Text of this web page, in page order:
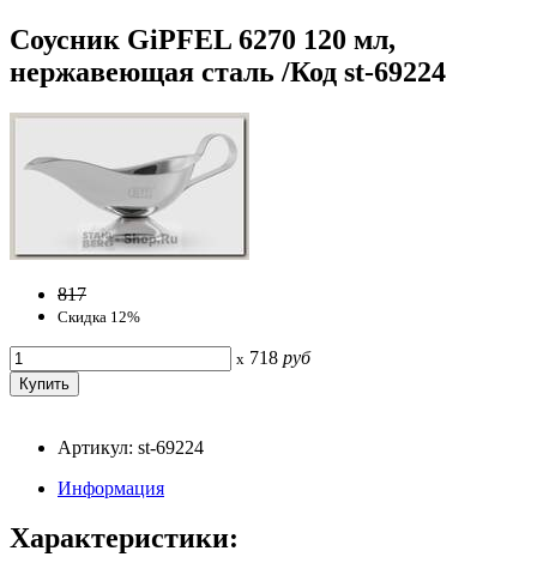
Соусник GiPFEL 6270 120 мл,
нержавеющая сталь /Код st-69224
817
Скидка 12%
x 718 руб
Артикул: st-69224
Информация
Характеристики: